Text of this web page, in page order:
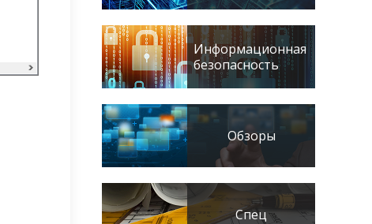
Информационная
безопасность
Обзоры
Спец